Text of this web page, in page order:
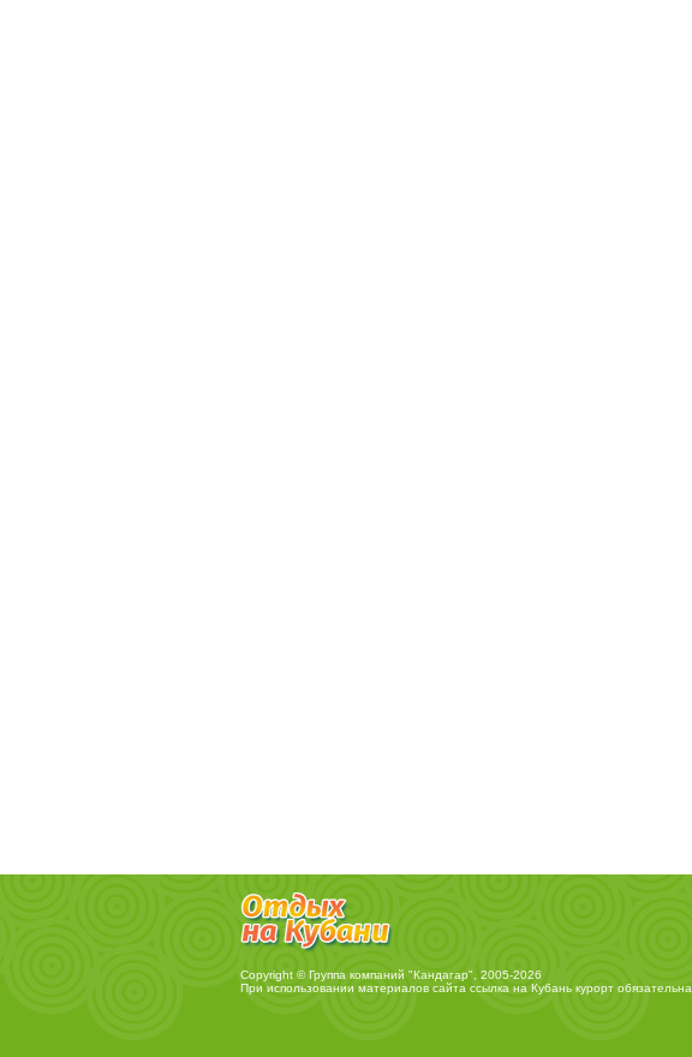
Copyright © Группа компаний "Кандагар", 2005-2026
При использовании материалов сайта ссылка на Кубань курортобязательна.